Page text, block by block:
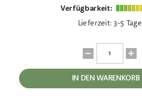
Verfügbarkeit:
Lieferzeit: 3-5 Tage
IN DEN WARENKORB